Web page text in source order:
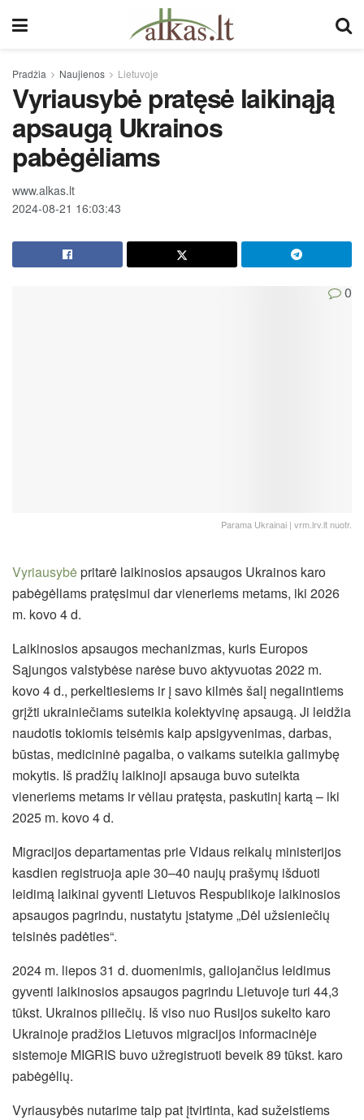
Pradžia Naujienos Lietuvoje
Vyriausybė pratęsė laikinąją
apsaugą Ukrainos
pabėgėliams
www.alkas.lt
2024-08-21 16:03:43
0
Parama Ukrainai | vrm.lrv.lt nuotr.
Vyriausybėpritarė laikinosios apsaugos Ukrainos karo
pabėgėliams pratęsimui dar vieneriems metams, iki 2026
m. kovo 4 d.
Laikinosios apsaugos mechanizmas, kuris Europos
Sąjungos valstybėse narėse buvo aktyvuotas 2022 m.
kovo 4 d., perkeltiesiems ir į savo kilmės šalį negalintiems
grįžti ukrainiečiams suteikia kolektyvinę apsaugą. Ji leidžia
naudotis tokiomis teisėmis kaip apsigyvenimas, darbas,
būstas, medicininė pagalba, o vaikams suteikia galimybę
mokytis. Iš pradžių laikinoji apsauga buvo suteikta
vieneriems metams ir vėliau pratęsta, paskutinį kartą – iki
2025 m. kovo 4 d.
Migracijos departamentas prie Vidaus reikalų ministerijos
kasdien registruoja apie 30–40 naujų prašymų išduoti
leidimą laikinai gyventi Lietuvos Respublikoje laikinosios
apsaugos pagrindu, nustatytu įstatyme „Dėl užsieniečių
teisinės padėties“.
2024 m. liepos 31 d. duomenimis, galiojančius leidimus
gyventi laikinosios apsaugos pagrindu Lietuvoje turi 44,3
tūkst. Ukrainos piliečių. Iš viso nuo Rusijos sukelto karo
Ukrainoje pradžios Lietuvos migracijos informacinėje
sistemoje MIGRIS buvo užregistruoti beveik 89 tūkst. karo
pabėgėlių.
Vyriausybės nutarime taip pat įtvirtinta, kad sužeistiems